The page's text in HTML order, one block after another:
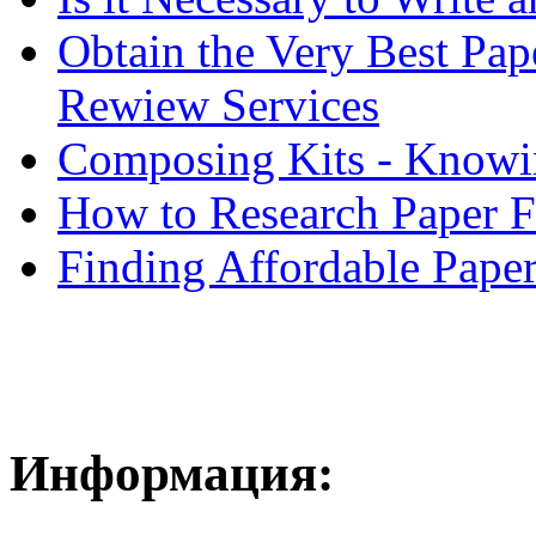
Obtain the Very Best
Rewiew Services
Composing Kits -
How to Research Paper
Finding Affordable
Информация: